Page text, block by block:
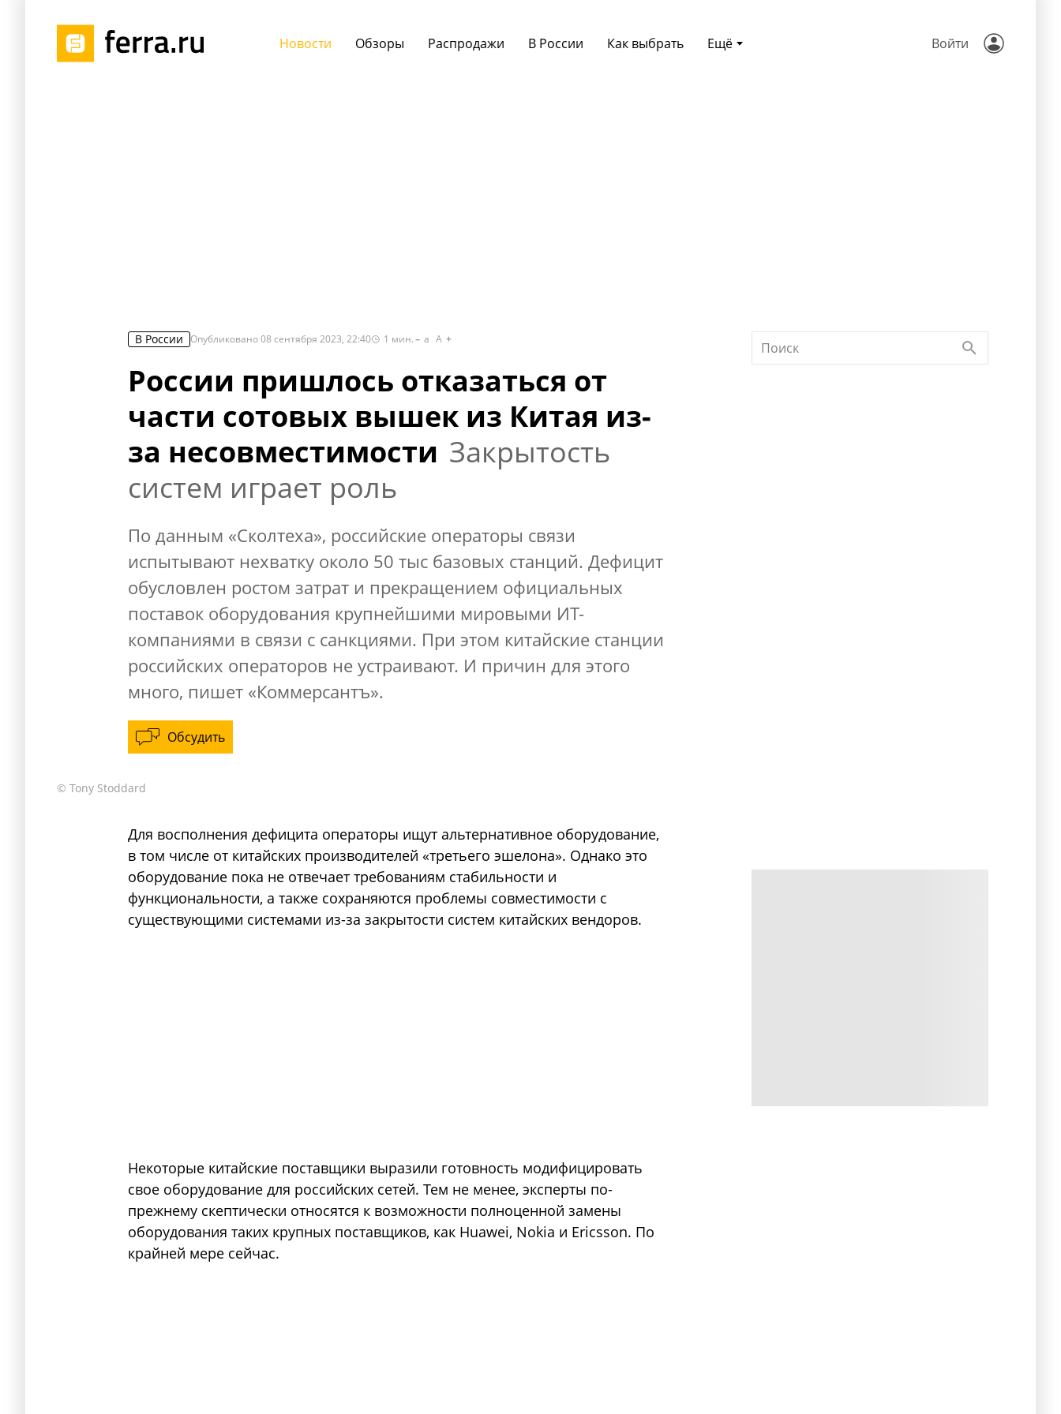
Ещё
Новости Обзоры Распродажи В России Как выбрать Войти
В России Опубликовано08 сентября 2023, 22:40 1 мин. a A
России пришлось отказаться от
части сотовых вышек из Китая из-
за несовместимости Закрытость
систем играет роль
По данным «Сколтеха», российские операторы связи
испытывают нехватку около 50 тыс базовых станций. Дефицит
обусловлен ростом затрат и прекращением официальных
поставок оборудования крупнейшими мировыми ИТ-
компаниями в связи с санкциями. При этом китайские станции
российских операторов не устраивают. И причин для этого
много, пишет «Коммерсантъ».
Обсудить
© Tony Stoddard
Для восполнения дефицита операторы ищут альтернативное оборудование,
в том числе от китайских производителей «третьего эшелона». Однако это
оборудование пока не отвечает требованиям стабильности и
функциональности, а также сохраняются проблемы совместимости с
существующими системами из-за закрытости систем китайских вендоров.
Некоторые китайские поставщики выразили готовность модифицировать
свое оборудование для российских сетей. Тем не менее, эксперты по-
прежнему скептически относятся к возможности полноценной замены
оборудования таких крупных поставщиков, как Huawei, Nokia и Ericsson. По
крайней мере сейчас.